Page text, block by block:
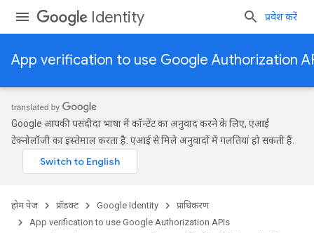
Identity प्रवेश करें
App verification to use Google Authorization
Google आपकी पसंदीदा भाषा में कॉन्टेंट का अनुवाद करने के लिए, एआई
टेक्नोलॉजी का इस्तेमाल करता है. एआई से मिले अनुवादों में गलतियां हो सकती हैं.
होम पेज प्रॉडक्ट Google Identity
प्राधिकरण
App verification to use Google Authorization APIs